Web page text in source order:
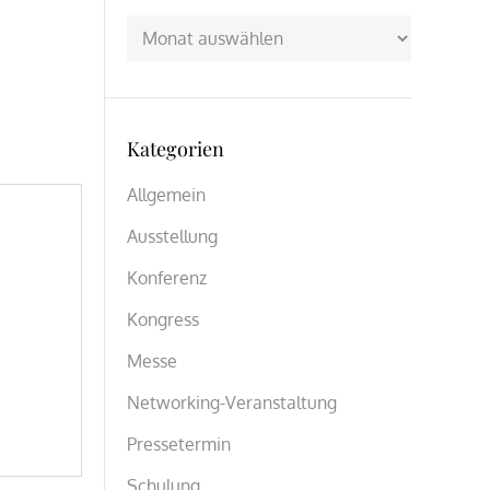
Archiv
Kategorien
Allgemein
Ausstellung
Konferenz
Kongress
Messe
Networking-Veranstaltung
Pressetermin
Schulung